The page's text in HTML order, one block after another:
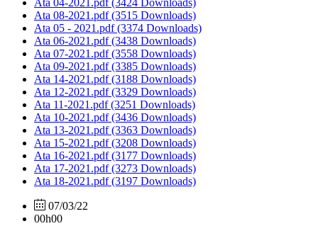
Ata 04-2021.pdf(3424 Downloads)
Ata 08-2021.pdf(3515 Downloads)
Ata 05 - 2021.pdf(3374 Downloads)
Ata 06-2021.pdf(3438 Downloads)
Ata 07-2021.pdf(3558 Downloads)
Ata 09-2021.pdf(3385 Downloads)
Ata 14-2021.pdf(3188 Downloads)
Ata 12-2021.pdf(3329 Downloads)
Ata 11-2021.pdf(3251 Downloads)
Ata 10-2021.pdf(3436 Downloads)
Ata 13-2021.pdf(3363 Downloads)
Ata 15-2021.pdf(3208 Downloads)
Ata 16-2021.pdf(3177 Downloads)
Ata 17-2021.pdf(3273 Downloads)
Ata 18-2021.pdf(3197 Downloads)
07/03/22
00h00